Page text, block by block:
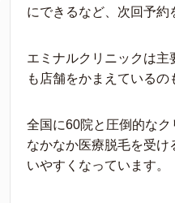
にできるなど、次回予約
エミナルクリニックは主
も店舗をかまえているの
全国に60院と圧倒的な
なかなか医療脱毛を受け
いやすくなっています。